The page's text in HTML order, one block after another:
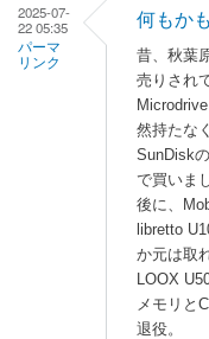
2025-07-
22 05:35
パーマ
リンク
何もか
昔、秋葉
売りされ
然持たな
SunDisk
で買いま
後に、
libretto
か元は取
LOOX
メモリと
退役。